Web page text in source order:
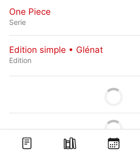
One Piece
Serie
Edition simple • Glénat
Edition